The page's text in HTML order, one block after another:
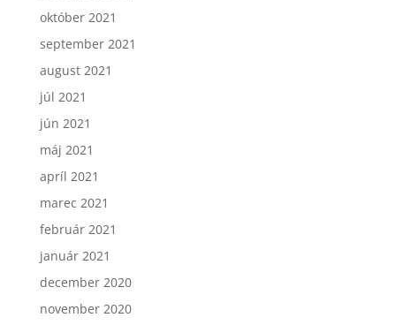
október 2021
september 2021
august 2021
júl 2021
jún 2021
máj 2021
apríl 2021
marec 2021
február 2021
január 2021
december 2020
november 2020